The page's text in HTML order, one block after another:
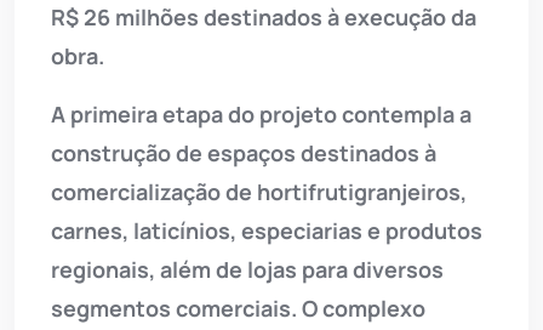
R$ 26 milhões destinados à execução da
obra.
A primeira etapa do projeto contempla a
construção de espaços destinados à
comercialização de hortifrutigranjeiros,
carnes, laticínios, especiarias e produtos
regionais, além de lojas para diversos
segmentos comerciais. O complexo